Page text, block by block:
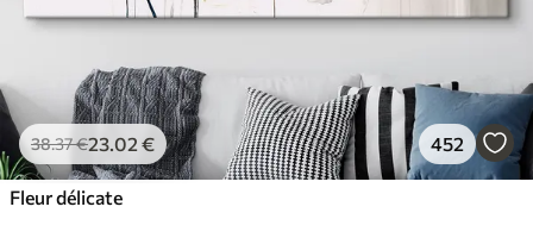
38.37€23.02 € 452
Fleur délicate